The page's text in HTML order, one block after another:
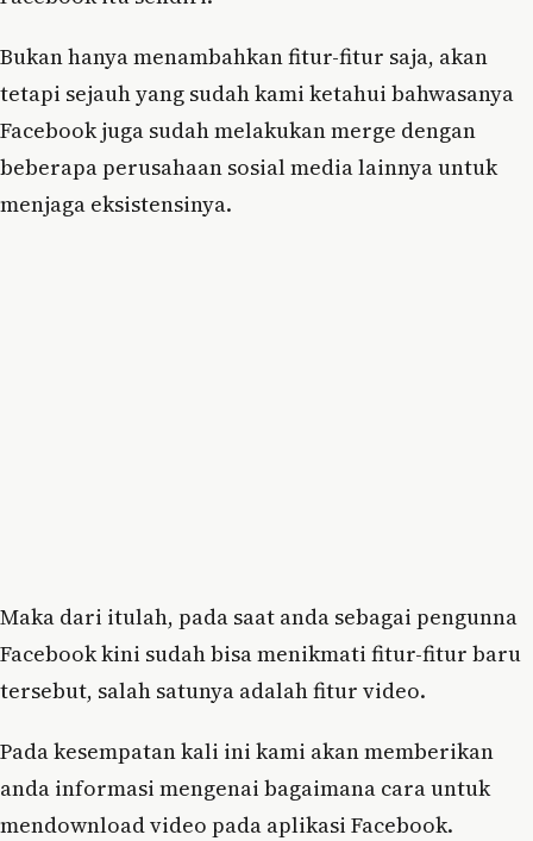
Bukan hanya menambahkan fitur-fitur saja, akan
tetapi sejauh yang sudah kami ketahui bahwasanya
Facebook juga sudah melakukan merge dengan
beberapa perusahaan sosial media lainnya untuk
menjaga eksistensinya.
Maka dari itulah, pada saat anda sebagai pengunna
Facebook kini sudah bisa menikmati fitur-fitur baru
tersebut, salah satunya adalah fitur video.
Pada kesempatan kali ini kami akan memberikan
anda informasi mengenai bagaimana cara untuk
mendownload video pada aplikasi Facebook.